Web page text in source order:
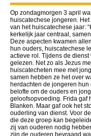
Op zondagmorgen 3 april
huiscatechese jongeren.
van het huiscatechese jaar:
kerkelijk jaar centraal,
Deze aspecten kwamen
hun ouders, huiscatechese
actieve rol. Tijdens de
gelezen. Net zo als Jezus
huiscatecheten mee met
samen hebben ze het over
herdachten de jongeren
belofte om de ouders en
geloofsopvoeding. Frida gaf
Blanken. Maar gaf ook het
ouderling van dienst. Voor
die deze groep kan
zij van ouderen nodig
zijn de ouderen bevraagd